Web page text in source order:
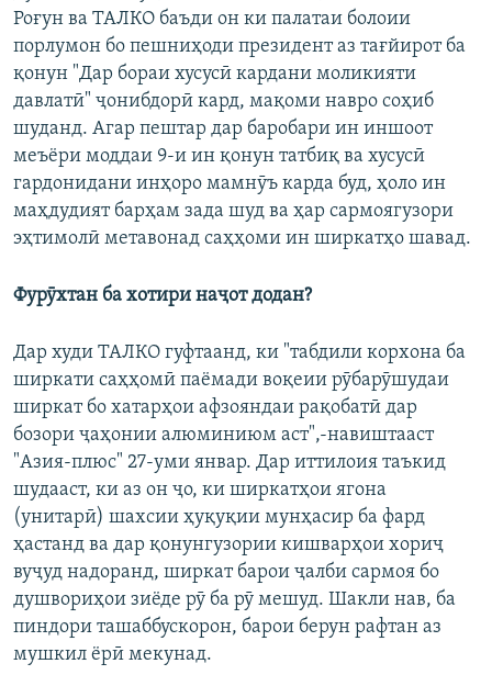
Роғун ва ТАЛКО баъди он ки палатаи болоии
порлумон бо пешниҳоди президент аз тағйирот ба
қонун "Дар бораи хусусӣ кардани моликияти
давлатӣ" ҷонибдорӣ кард, мақоми навро соҳиб
шуданд. Агар пештар дар баробари ин иншоот
меъёри моддаи 9-и ин қонун татбиқ ва хусусӣ
гардонидани инҳоро мамнӯъ карда буд, ҳоло ин
маҳдудият барҳам зада шуд ва ҳар сармоягузори
эҳтимолӣ метавонад саҳҳоми ин ширкатҳо шавад.
Фурӯхтан ба хотири наҷот додан?
Дар худи ТАЛКО гуфтаанд, ки "табдили корхона ба
ширкати саҳҳомӣ паёмади воқеии рӯбарӯшудаи
ширкат бо хатарҳои афзояндаи рақобатӣ дар
бозори ҷаҳонии алюминиюм аст",-навиштааст
"Азия-плюс" 27-уми январ. Дар иттилоия таъкид
шудааст, ки аз он ҷо, ки ширкатҳои ягона
(унитарӣ) шахсии ҳуқуқии мунҳасир ба фард
ҳастанд ва дар қонунгузории кишварҳои хориҷ
вуҷуд надоранд, ширкат барои ҷалби сармоя бо
душвориҳои зиёде рӯ ба рӯ мешуд. Шакли нав, ба
пиндори ташаббускорон, барои берун рафтан аз
мушкил ёрӣ мекунад.